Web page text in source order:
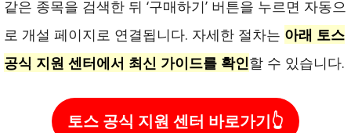
같은 종목을 검색한 뒤 ‘구매하기’ 버튼을 누르면 자동으
로 개설 페이지로 연결됩니다. 자세한 절차는 아래 토스
공식 지원 센터에서 최신 가이드를 확인할 수 있습니다.
토스 공식 지원 센터 바로가기👆